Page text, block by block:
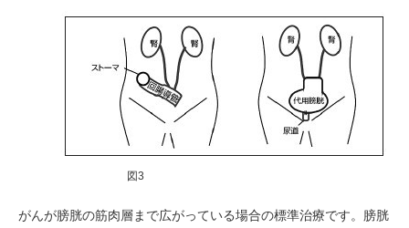
図3
がんが膀胱の筋肉層まで広がっている場合の標準治療です。膀胱